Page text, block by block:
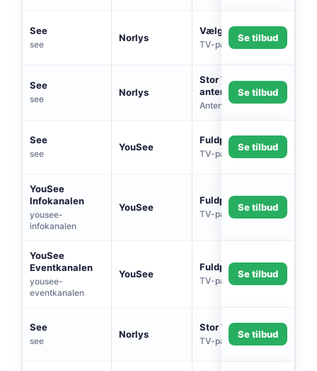
See
see
Norlys
Vælg 20
TV-pakke
Se tilbud
See
see
Norlys
Stor TV-Pakke (via
antenne)
Antenne
Se tilbud
See
see
YouSee
Fuldpakke
TV-pakke
Se tilbud
YouSee
Infokanalen
yousee-
infokanalen
YouSee
Fuldpakke
TV-pakke
Se tilbud
YouSee
Eventkanalen
yousee-
eventkanalen
YouSee
Fuldpakke
TV-pakke
Se tilbud
See
see
Norlys
Stor TV-Pakke
TV-pakke
Se tilbud